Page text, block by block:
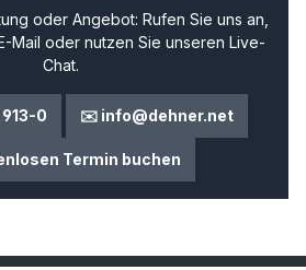
oder Angebot: Rufen Sie uns an,
Mail oder nutzen Sie unseren Live-
Chat.
913-0 ✉️ info@dehner.net
Termin buchen